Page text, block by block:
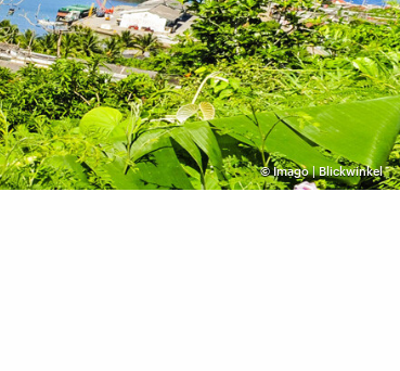
©Imago | Blickwinkel